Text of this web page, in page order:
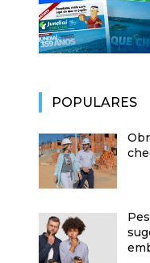
POPULARES